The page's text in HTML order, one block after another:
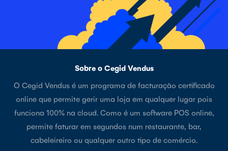
Sobre o Cegid Vendus
O Cegid Vendus é um programa de facturação certificado
online que permite gerir uma loja em qualquer lugar pois
funciona 100% na cloud. Como é um software POS online,
permite faturar em segundos num restaurante, bar,
cabeleireiro ou qualquer outro tipo de comércio.